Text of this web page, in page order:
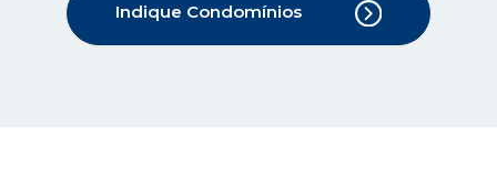
Indique Condomínios